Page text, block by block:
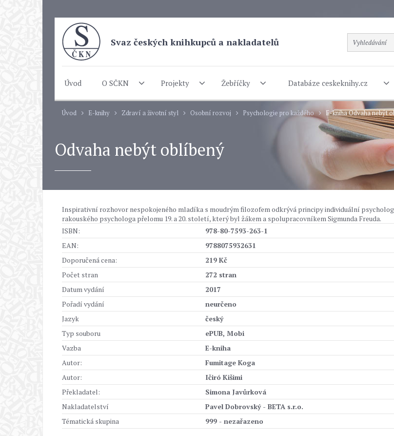
Svaz českých knihkupců a nakladatelů
Úvod O SČKN Projekty Žebříčky Databáze ceskeknihy.cz
Úvod E-knihy Zdraví a životní styl Osobní rozvoj Psychologie pro každého E-kniha Odvaha nebýt
Odvaha nebýt oblíbený
Inspirativní rozhovor nespokojeného mladíka s moudrým filozofem odkrývá principy individuální
rakouského psychologa přelomu 19. a 20. století, který byl žákem a spolupracovníkem Sigmunda Freuda.
ISBN:
978-80-7593-263-1
EAN:
9788075932631
Doporučená cena:
219 Kč
Počet stran
272 stran
Datum vydání
2017
Pořadí vydání
neurčeno
Jazyk
český
Typ souboru
ePUB, Mobi
Vazba
E-kniha
Autor:
Fumitage Koga
Autor:
Ičiró Kišimi
Překladatel:
Simona Javůrková
Nakladatelství
Pavel Dobrovský - BETA s.r.o.
Tématická skupina
999 - nezařazeno